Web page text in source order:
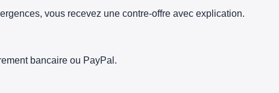
vous recevez une contre-offre avec explication.
bancaire ou PayPal.